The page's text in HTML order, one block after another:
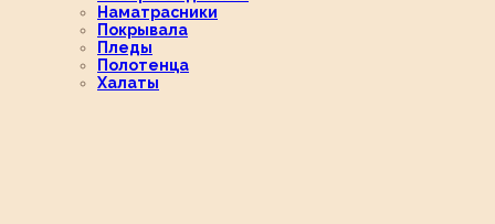
Наматрасники
Покрывала
Пледы
Полотенца
Халаты